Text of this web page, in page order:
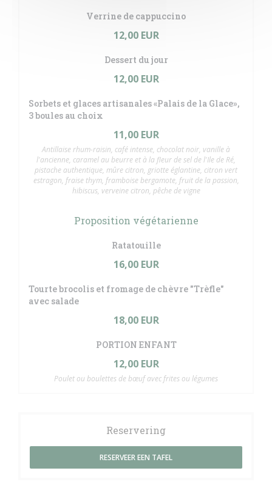
Verrine de cappuccino
12,00 EUR
Dessert du jour
12,00 EUR
Sorbets et glaces artisanales «Palais de la Glace»,
3 boules au choix
11,00 EUR
Antillaise rhum-raisin, café intense, chocolat noir, vanille à
l'ancienne, caramel au beurre et à la fleur de sel de l'Ile de Ré,
pistache authentique, mûre citron, griotte églantine, citron vert
estragon, fraise thym, framboise bergamote, fruit de la passion,
hibiscus, verveine citron, pêche de vigne
Proposition végétarienne
Ratatouille
16,00 EUR
Tourte brocolis et fromage de chèvre "Trèfle"
avec salade
18,00 EUR
PORTION ENFANT
12,00 EUR
Poulet ou boulettes de bœuf avec frites ou légumes
Reservering
RESERVEER EEN TAFEL